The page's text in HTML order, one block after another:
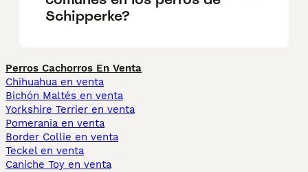
Schipperke?
Perros Cachorros En Venta
Chihuahua en venta
Bichón Maltés en venta
Yorkshire Terrier en venta
Pomerania en venta
Border Collie en venta
Teckel en venta
Caniche Toy en venta